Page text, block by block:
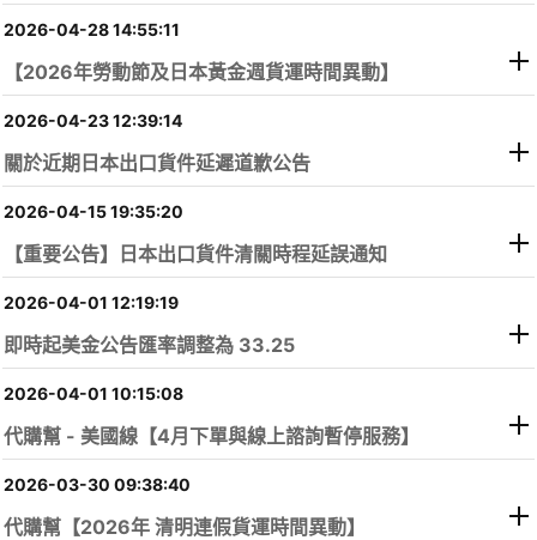
公告類型:
2026-04-28 14:55:11
【2026年勞動節及日本黃金週貨運時間異動】
2026-04-23 12:39:14
關於近期日本出口貨件延遲道歉公告
2026-04-15 19:35:20
【重要公告】日本出口貨件清關時程延誤通知
2026-04-01 12:19:19
即時起美金公告匯率調整為 33.25
2026-04-01 10:15:08
代購幫 - 美國線【4月下單與線上諮詢暫停服務】
2026-03-30 09:38:40
代購幫【2026年 清明連假貨運時間異動】